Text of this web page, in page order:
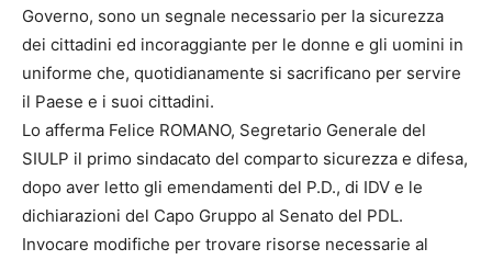
Governo, sono un segnale necessario per la sicurezza
dei cittadini ed incoraggiante per le donne e gli uomini in
uniforme che, quotidianamente si sacrificano per servire
il Paese e i suoi cittadini.
Lo afferma Felice ROMANO, Segretario Generale del
SIULP il primo sindacato del comparto sicurezza e difesa,
dopo aver letto gli emendamenti del P.D., di IDV e le
dichiarazioni del Capo Gruppo al Senato del PDL.
Invocare modifiche per trovare risorse necessarie al